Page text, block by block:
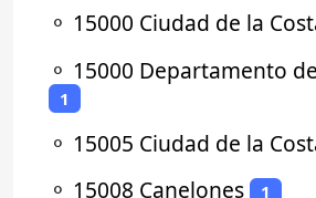
⚬ 15000 Ciudad de la
⚬ 15000 Departamento
1
⚬ 15005 Ciudad de la
⚬ 15008 Canelones 1